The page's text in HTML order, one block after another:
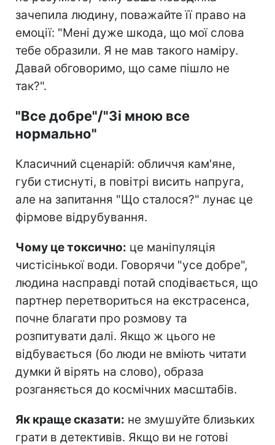
зачепила людину, поважайте її право на
емоції: "Мені дуже шкода, що мої слова
тебе образили. Я не мав такого наміру.
Давай обговоримо, що саме пішло не
так?".
"Все добре"/"Зі мною все
нормально"
Класичний сценарій: обличчя кам'яне,
губи стиснуті, в повітрі висить напруга,
але на запитання "Що сталося?" лунає це
фірмове відрубування.
Чому це токсично: це маніпуляція
чистісінької води. Говорячи "усе добре",
людина насправді потай сподівається, що
партнер перетвориться на екстрасенса,
почне благати про розмову та
розпитувати далі. Якщо ж цього не
відбувається (бо люди не вміють читати
думки й вірять на слово), образа
розганяється до космічних масштабів.
Як краще сказати: не змушуйте близьких
грати в детективів. Якщо ви не готові